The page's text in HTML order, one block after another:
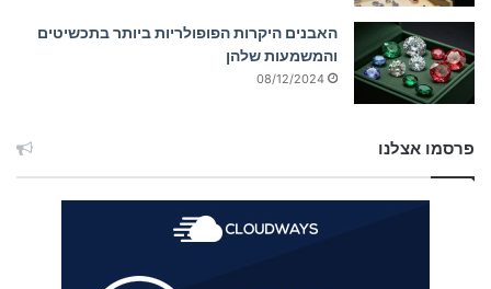
האבנים היקרות הפופולריות ביותר בתכשיטים
והמשמעות שלהן
08/12/2024
פרסמו אצלנו